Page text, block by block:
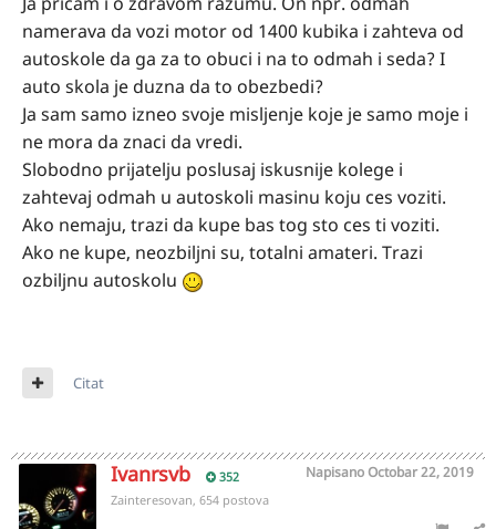
namerava da vozi motor od 1400 kubika i zahteva od
autoskole da ga za to obuci i na to odmah i seda? I
auto skola je duzna da to obezbedi?
Ja sam samo izneo svoje misljenje koje je samo moje i
ne mora da znaci da vredi.
Slobodno prijatelju poslusaj iskusnije kolege i
zahtevaj odmah u autoskoli masinu koju ces voziti.
Ako nemaju, trazi da kupe bas tog sto ces ti voziti.
Ako ne kupe, neozbiljni su, totalni amateri. Trazi
ozbiljnu autoskolu
Citat
Ivanrsvb 352 NapisanoOctobar 22, 2019
Zainteresovan, 654 postova